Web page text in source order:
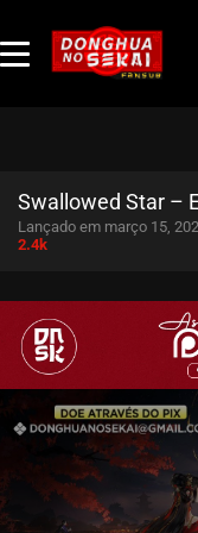
Swallowed Star –
Lançado em março 15,
2.4k